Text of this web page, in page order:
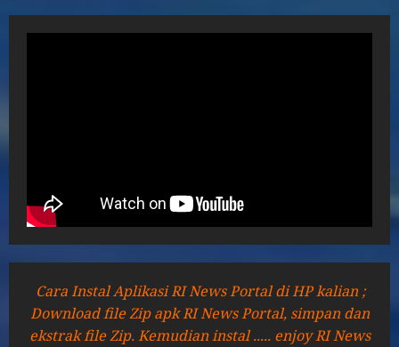
Cara Instal Aplikasi RI News Portal di HP kalian ;
Download file Zip apk RI News Portal, simpan dan
ekstrak file Zip. Kemudian instal ..... enjoy RI News